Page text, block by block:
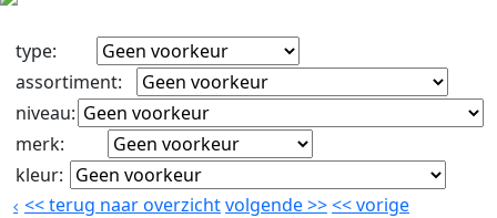
type:
assortiment:
niveau:
merk:
kleur:
<<terug naar overzichtvolgende>><<vorige